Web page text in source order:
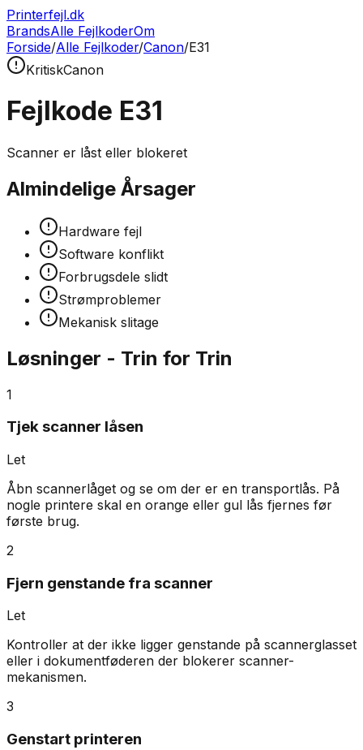
Printerfejl.dk
BrandsAlle FejlkoderOm
Forside/Alle Fejlkoder/Canon/E31
KritiskCanon
Fejlkode E31
Scanner er låst eller blokeret
Almindelige Årsager
Hardware fejl
Software konflikt
Forbrugsdele slidt
Strømproblemer
Mekanisk slitage
Løsninger - Trin for Trin
1
Tjek scanner låsen
Let
Åbn scannerlåget og se om der er en transportlås. På
nogle printere skal en orange eller gul lås fjernes før
første brug.
2
Fjern genstande fra scanner
Let
Kontroller at der ikke ligger genstande på scannerglasset
eller i dokumentføderen der blokerer scanner-
mekanismen.
3
Genstart printeren